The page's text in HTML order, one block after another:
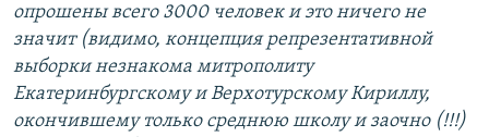
опрошены всего 3000 человек и это ничего не
значит (видимо, концепция репрезентативной
выборки незнакома митрополиту
Екатеринбургскому и Верхотурскому Кириллу,
окончившему только среднюю школу и заочно (!!!)